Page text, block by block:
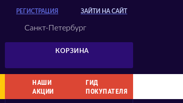
КОРЗИНА
РЕГИСТРАЦИЯ ЗАЙТИ НА САЙТ
Санкт-Петербург
НАШИ
АКЦИИ
ГИД
ПОКУПАТЕЛЯ